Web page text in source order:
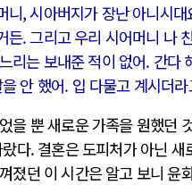
니, 시아버지가 장난 아니시
든. 그리고 우리 시어머니 나
리는 보내준 적이 없어. 간다
안 했어. 입 다물고 계시더
을 뿐 새로운 가족을 원했던
다. 결혼은 도피처가 아닌
졌던 이 시간은 알고 보니